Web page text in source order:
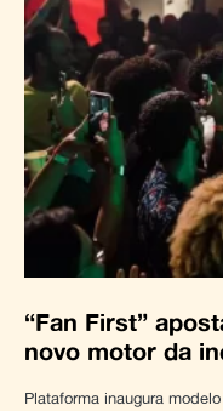
“Fan First”
novo motor da
Plataforma inaugura